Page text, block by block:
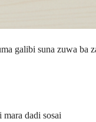
galibi suna zuwa ba
dadi sosai